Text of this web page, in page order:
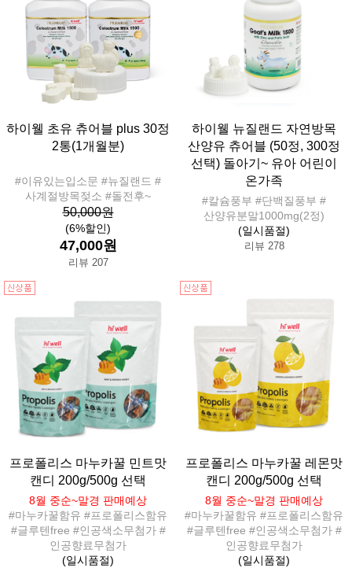
하이웰 초유 츄어블 plus 30정
2통(1개월분)
#이유있는입소문 #뉴질랜드 #
사계절방목젖소 #돌전후~
50,000원
(6%할인)
47,000원
리뷰 207
하이웰 뉴질랜드 자연방목
산양유 츄어블 (50정, 300정
선택) 돌아기~ 유아 어린이
온가족
#칼슘풍부 #단백질풍부 #
산양유분말1000mg(2정)
(일시품절)
리뷰 278
프로폴리스 마누카꿀 민트맛
캔디 200g/500g 선택
8월 중순~말경 판매예상
#마누카꿀함유 #프로폴리스함유
#글루텐free #인공색소무첨가 #
인공향료무첨가
(일시품절)
프로폴리스 마누카꿀 레몬맛
캔디 200g/500g 선택
8월 중순~말경 판매예상
#마누카꿀함유 #프로폴리스함유
#글루텐free #인공색소무첨가 #
인공향료무첨가
(일시품절)